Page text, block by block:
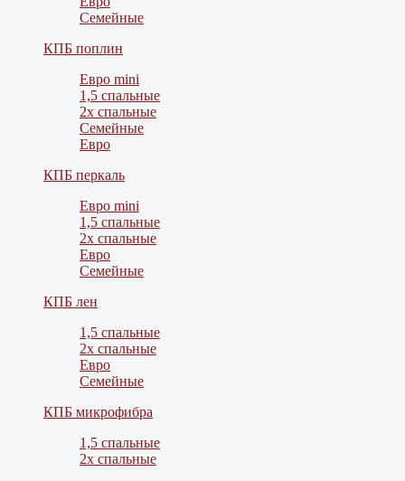
Семейные
КПБ поплин
Евро mini
1,5 спальные
2х спальные
Семейные
Евро
КПБ перкаль
Евро mini
1,5 спальные
2х спальные
Евро
Семейные
КПБ лен
1,5 спальные
2х спальные
Евро
Семейные
КПБ микрофибра
1,5 спальные
2х спальные